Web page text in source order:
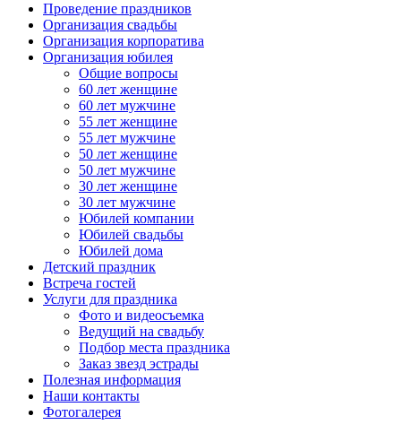
Проведение праздников
Организация свадьбы
Организация корпоратива
Организация юбилея
Общие вопросы
60 лет женщине
60 лет мужчине
55 лет женщине
55 лет мужчине
50 лет женщине
50 лет мужчине
30 лет женщине
30 лет мужчине
Юбилей компании
Юбилей свадьбы
Юбилей дома
Детский праздник
Встреча гостей
Услуги для праздника
Фото и видеосъемка
Ведущий на свадьбу
Подбор места праздника
Заказ звезд эстрады
Полезная информация
Наши контакты
Фотогалерея